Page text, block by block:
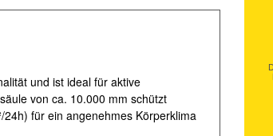
und ist ideal für aktive
von ca. 10.000 mm schützt
für ein angenehmes Körperklima